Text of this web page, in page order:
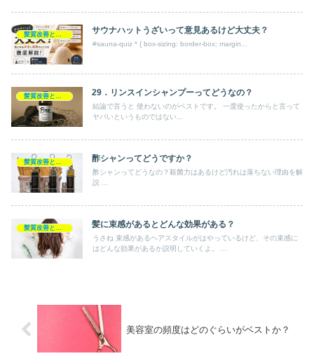
サウナハットうざいって意見あるけど大丈夫？
#sauna-quiz * { box-sizing: border-box; margin...
髪質改善とヘアの疑問 29．リンスインシャンプーってどうなの？
結論で言うと 使わないのがベストです。 一度使ったからと言って
ヤバいというものではない...
髪質改善とヘアの疑問 酢シャンってどうですか？
酢シャンってどうなの？殺菌力はあるけど汚れは落ちない理由を解
説 ...
髪質改善とヘアの疑問 髪に束感があるとどんな効果がある？
うさね 束感があるヘアスタイルがはやっているけど、その束感に
はどんな効果があるか説明していくよ。 ...
美容室の頻度はどのぐらいがベストか？